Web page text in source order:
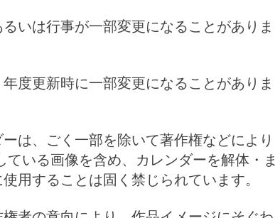
いは行事が一部変更になることがありま
度更新時に一部変更になることがありま
は、ごく一部を除いて著作権などにより
いる画像を含め、カレンダーを解体・ま
用することは固く禁じられています。